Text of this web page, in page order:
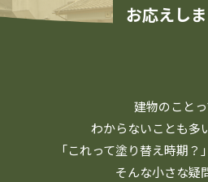
お応えしま
建物のことっ
わからないことも多
「これって塗り替え時期？
そんな小さな疑